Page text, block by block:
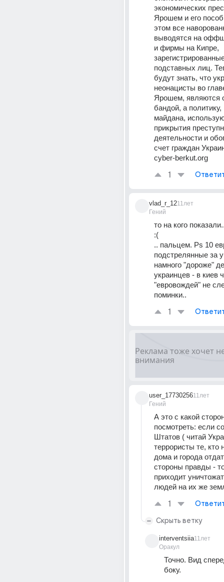
экономических
Ярошем и его
этом все
выводятся на
и фирмы на Кипре,
подставных лиц.
будут знать, что
неонацисты во
Ярошем, являются
бандой, а политику,
майдана,
прикрытия
деятельности и
счет граждан
cyber-berkut.org
1
vlad_r_12
Гений
11лет
то на кого
:(
.. пальцем. Ps 10
подстрелянные за
намного "дороже"
украинцев - в киев
"евровождей" не
поминки..
1
user_17730256
Гений
11лет
А это с какой
посмотреть: если
Штатов ( читай
террористы те, кто
дома и города
стороны правды -
приходит
людей на их же
1
Скрыть ветку
interventsiia
Оракул
11лет
Точно. Вид
боку.